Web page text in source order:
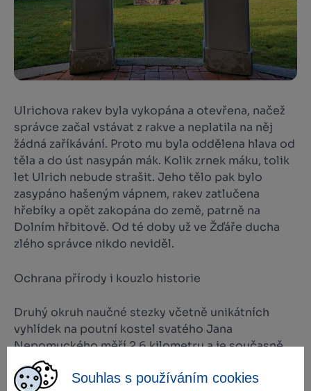
Souhlas s používáním cookies
Ulrichova rakev byla vykopána a otevřena, načež
správce začal vstávat z rakve a neplatila na něj
žádná zaříkávání. Proto mu byla oddělena hlava od
těla a do úst nasypán mák. Kolik zrnek máku, tolik
let Ulrich nebude strašit. Jeho tělo pak bylo
zasypáno hašeným vápnem, rakev zatlučena
hřebíky a opět zakopána do země, patrně na
Dolním hřbitově. Od té doby už ve Žďáře ducha
zlého správce nikdo neviděl.
Ochrana přírody i kouzlo historie
Druhý okruh naučné stezky včetně unikátních
vyhlídek na poutní kostel svatého Jana
Nepomuckého měří 2,6 kilometru a je současně
procházkou do míst s nevyšší ochranou přírody a
krajiny. Prochází okolo rybníka Konvent, zčásti po